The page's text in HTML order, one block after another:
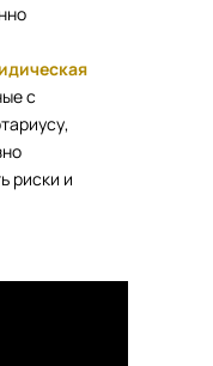
с
риски и